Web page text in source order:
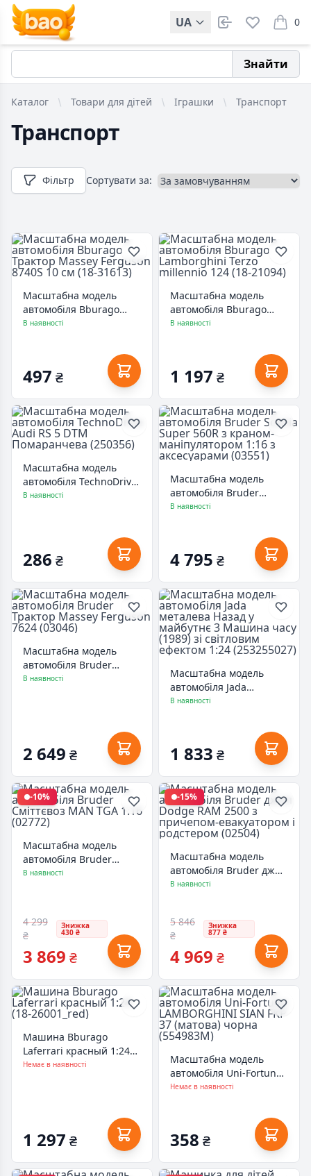
UA 0
items
Знайти
Каталог Товари для дітей Іграшки Транспорт
Транспорт
Фільтр Сортувати за:
Масштабна модель
автомобіля Bburago
Трактор Massey
В наявності
497 ₴
Масштабна модель
автомобіля Bburago
Lamborghini Terzo
В наявності
1 197 ₴
Масштабна модель
автомобіля TechnoDrive
Audi RS 5 DTM
В наявності
286 ₴
Масштабна модель
автомобіля Bruder
Scania Super 560R з
В наявності
4 795 ₴
Масштабна модель
автомобіля Bruder
Трактор Massey
В наявності
2 649 ₴
Масштабна модель
автомобіля Jada
металева Назад у
часу (1989) зі світловим
(253255027)
В наявності
1 833 ₴
-10%
Масштабна модель
автомобіля Bruder
Сміттєвоз MAN TGA 1:16
В наявності
4 299
₴
Знижка
430 ₴
3 869 ₴
-15%
Масштабна модель
автомобіля Bruder джип
Dodge RAM 2500 з
В наявності
5 846
₴
Знижка
877 ₴
4 969 ₴
Машина Bburago
Laferrari красный 1:24
(18-26001_red)
Немає в наявності
1 297 ₴
Масштабна модель
автомобіля Uni-Fortune
LAMBORGHINI SIAN FKP
Немає в наявності
358 ₴